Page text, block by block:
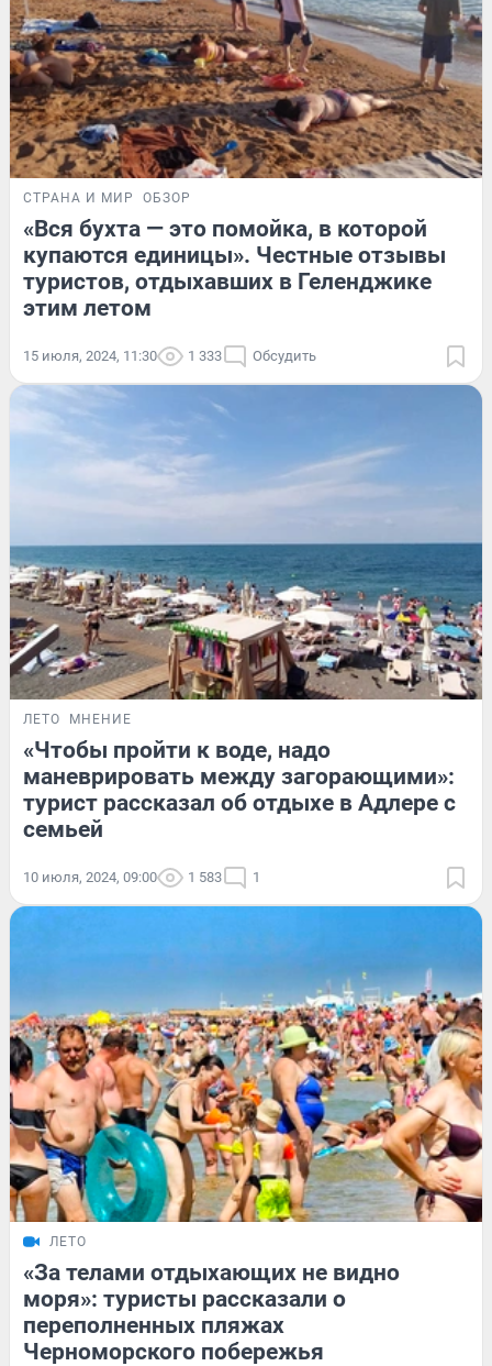
СТРАНА И МИР ОБЗОР
«Вся бухта — это помойка, в которой
купаются единицы». Честные отзывы
туристов, отдыхавших в Геленджике
этим летом
15 июля, 2024, 11:30 1 333 Обсудить
ЛЕТО МНЕНИЕ
«Чтобы пройти к воде, надо
маневрировать между загорающими»:
турист рассказал об отдыхе в Адлере с
семьей
10 июля, 2024, 09:00 1 583 1
ЛЕТО
«За телами отдыхающих не видно
моря»: туристы рассказали о
переполненных пляжах
Черноморского побережья